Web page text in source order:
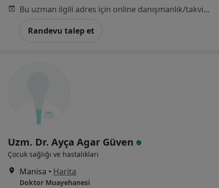
Bu uzman ilgili adres için online danışmanlık/takvim sunmuyor.
Randevu talep et
Uzm. Dr. Ayça Agar Güven
Çocuk sağlığı ve hastalıkları
Manisa • Harita
Doktor Muayehanesi